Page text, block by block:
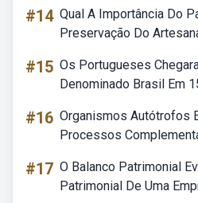
#14 Qual A Importância Do
Preservação Do
#15 Os Portugueses
Denominado Brasil Em
#16 Organismos Autótrofos
Processos
#17 O Balanco Patrimonial
Patrimonial De Uma